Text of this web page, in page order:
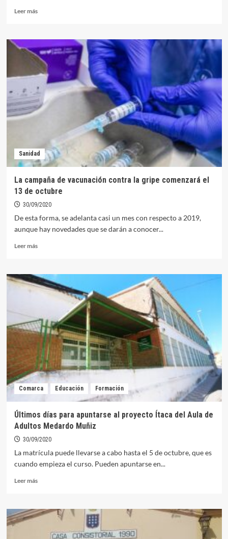
Leer másLeer
14
octubre:
Fin
de
las
emisiones
simultáneas
de
TDT
Sanidad
La campaña de vacunación contra la gripe comenzará el
13 de octubre
30/09/2020
De esta forma, se adelanta casi un mes con respecto a 2019,
aunque hay novedades que se darán a conocer...
Leer másLeer
La
campaña
de
la
gripe
comenzará
13
de
octubre
Comarca Educación Formación
Últimos días para apuntarse al proyecto Ítaca del Aula de
Adultos Medardo Muñiz
30/09/2020
La matrícula puede llevarse a cabo hasta el 5 de octubre, que es
cuando empieza el curso. Pueden apuntarse en...
Leer másLeer
Últimos
días
apuntarse